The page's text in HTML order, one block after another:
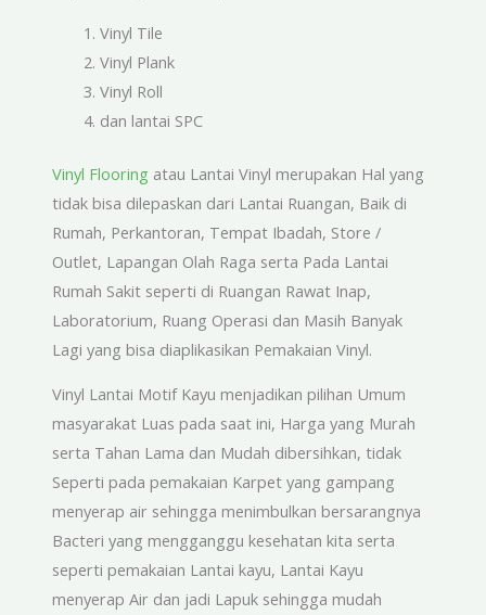
Vinyl Tile
Vinyl Plank
Vinyl Roll
dan lantai SPC
Vinyl Flooring atau Lantai Vinyl merupakan Hal yang
tidak bisa dilepaskan dari Lantai Ruangan, Baik di
Rumah, Perkantoran, Tempat Ibadah, Store /
Outlet, Lapangan Olah Raga serta Pada Lantai
Rumah Sakit seperti di Ruangan Rawat Inap,
Laboratorium, Ruang Operasi dan Masih Banyak
Lagi yang bisa diaplikasikan Pemakaian Vinyl.
Vinyl Lantai Motif Kayu menjadikan pilihan Umum
masyarakat Luas pada saat ini, Harga yang Murah
serta Tahan Lama dan Mudah dibersihkan, tidak
Seperti pada pemakaian Karpet yang gampang
menyerap air sehingga menimbulkan bersarangnya
Bacteri yang mengganggu kesehatan kita serta
seperti pemakaian Lantai kayu, Lantai Kayu
menyerap Air dan jadi Lapuk sehingga mudah